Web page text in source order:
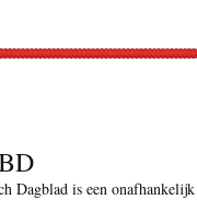
Dagblad is een